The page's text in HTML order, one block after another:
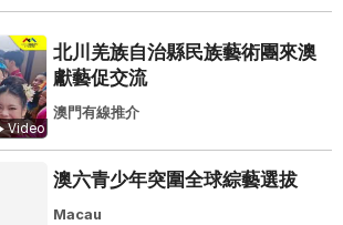
Video
北川羌族自治縣民族藝術團來澳
獻藝促交流
澳門有線推介
澳六青少年突圍全球綜藝選拔
Macau